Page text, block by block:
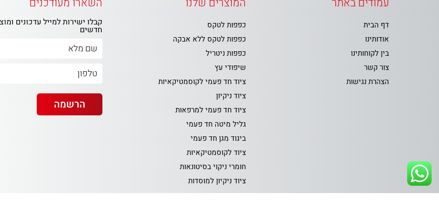
דף הבית
אודותינו
בין לקוחותינו
צור קשר
הצהרת נגישות
כפפות לטקס
כפפות לטקס ללא אבקה
כפפות ניטריל
שיפודי עץ
ציוד חד פעמי לקוסמטיקאיות
ציוד ניקיון
ציוד חד פעמי למרפאות
גליל מיטה חד פעמי
ביגוד מגן חד פעמי
ציוד לקוסמטיקאיות
חומרי ניקוי בסיטונאות
ציוד ניקיון למוסדות
קבלו ישירות למייל עדכונים
חדשים